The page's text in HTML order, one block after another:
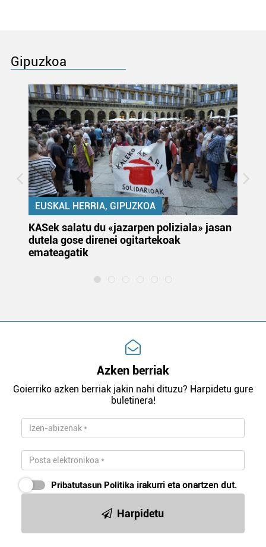
Gipuzkoa
EUSKAL HERRIA, GIPUZKOA
KASek salatu du «jazarpen poliziala» jasan
dutela gose direnei ogitartekoak
emateagatik
Azken berriak
Goierriko azken berriak jakin nahi dituzu? Harpidetu gure
buletinera!
Pribatutasun Politika irakurri eta onartzen dut.
Harpidetu